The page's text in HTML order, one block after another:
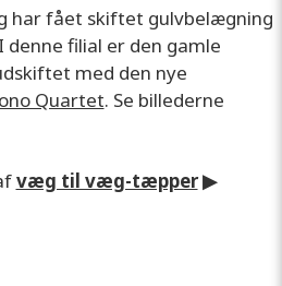
har fået skiftet gulvbelægning
filial er den gamle
med den nye
Quartet. Se billederne
væg til væg-tæpper▶